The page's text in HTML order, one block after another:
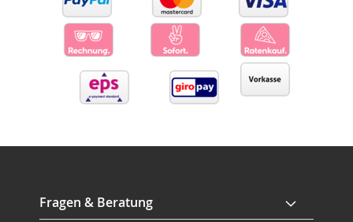
Fragen & Beratung